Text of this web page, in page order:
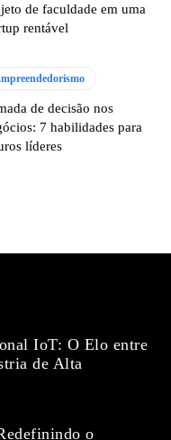
de faculdade em uma
rentável
de decisão nos
7 habilidades para
líderes
IoT: O Elo entre
de Alta
o